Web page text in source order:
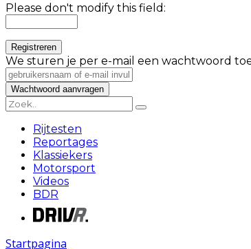
Please don't modify this field:
We sturen je per e-mail een wachtwoord
Rijtesten
Reportages
Klassiekers
Motorsport
Videos
BDR
Startpagina